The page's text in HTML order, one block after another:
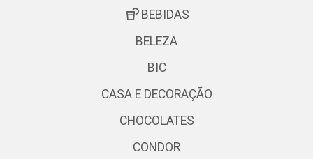
BEBIDAS
BELEZA
BIC
CASA E DECORAÇÃO
CHOCOLATES
CONDOR